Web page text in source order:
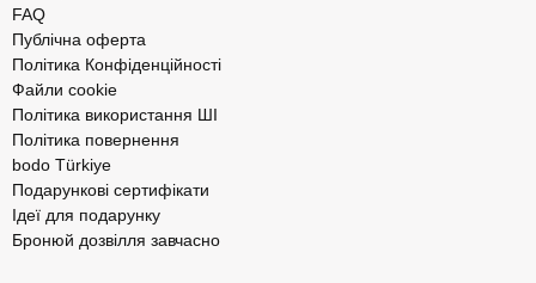
FAQ
Публічна оферта
Політика Конфіденційності
Файли cookie
Політика використання ШІ
Політика повернення
bodo Türkiye
Подарункові сертифікати
Ідеї для подарунку
Бронюй дозвілля завчасно